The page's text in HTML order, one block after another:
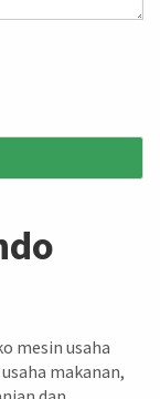
mesin usaha
makanan,